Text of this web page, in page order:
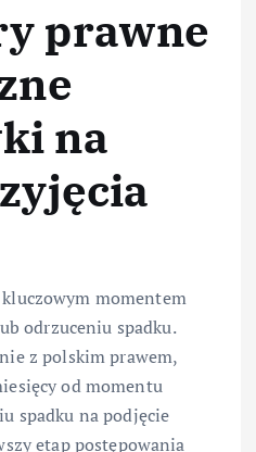
prawne
na
momentem
odrzuceniu spadku.
z polskim prawem,
od momentu
spadku na podjęcie
etap postępowania